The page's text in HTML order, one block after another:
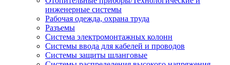
инженерные системы
Рабочая одежда, охрана труда
Разъемы
Система электромонтажных колонн
Системы ввода для кабелей и проводов
Системы защиты шланговые